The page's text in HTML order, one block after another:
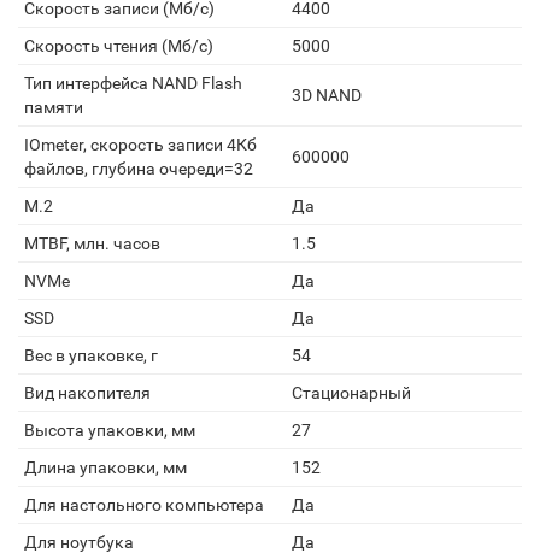
Скорость записи (Мб/с)
4400
Скорость чтения (Мб/с)
5000
Тип интерфейса NAND Flash
памяти
3D NAND
IOmeter, скорость записи 4Кб
файлов, глубина очереди=32
600000
M.2
Да
MTBF, млн. часов
1.5
NVMe
Да
SSD
Да
Вес в упаковке, г
54
Вид накопителя
Стационарный
Высота упаковки, мм
27
Длина упаковки, мм
152
Для настольного компьютера
Да
Для ноутбука
Да